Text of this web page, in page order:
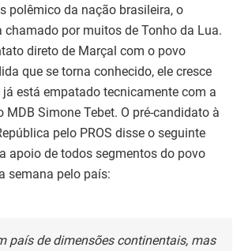
polêmico da nação brasileira, o
chamado por muitos de Tonho da Lua.
direto de Marçal com o povo
que se torna conhecido, ele cresce
está empatado tecnicamente com a
MDB Simone Tebet. O pré-candidato à
pelo PROS disse o seguinte
apoio de todos segmentos do povo
semana pelo país:
país de dimensões continentais, mas